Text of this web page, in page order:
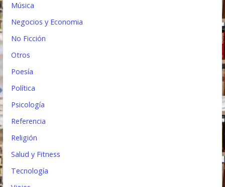
Música
Negocios y Economia
No Ficción
Otros
Poesía
Política
Psicología
Referencia
Religión
Salud y Fitness
Tecnología